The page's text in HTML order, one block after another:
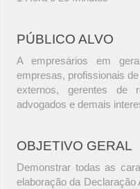
PÚBLICO ALVO
A empresários em
empresas, profissionais
externos, gerentes de
advogados e demais
OBJETIVO GERAL
Demonstrar todas as
elaboração da